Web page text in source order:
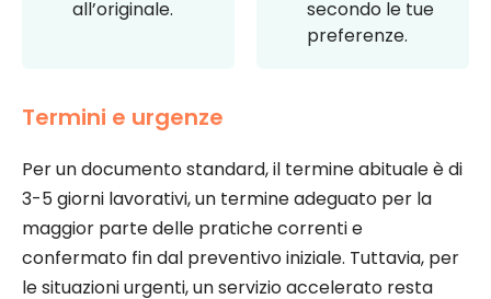
all’originale.
secondo le tue
preferenze.
Termini e urgenze
Per un documento standard, il termine abituale è di
3-5 giorni lavorativi, un termine adeguato per la
maggior parte delle pratiche correnti e
confermato fin dal preventivo iniziale. Tuttavia, per
le situazioni urgenti, un servizio accelerato resta